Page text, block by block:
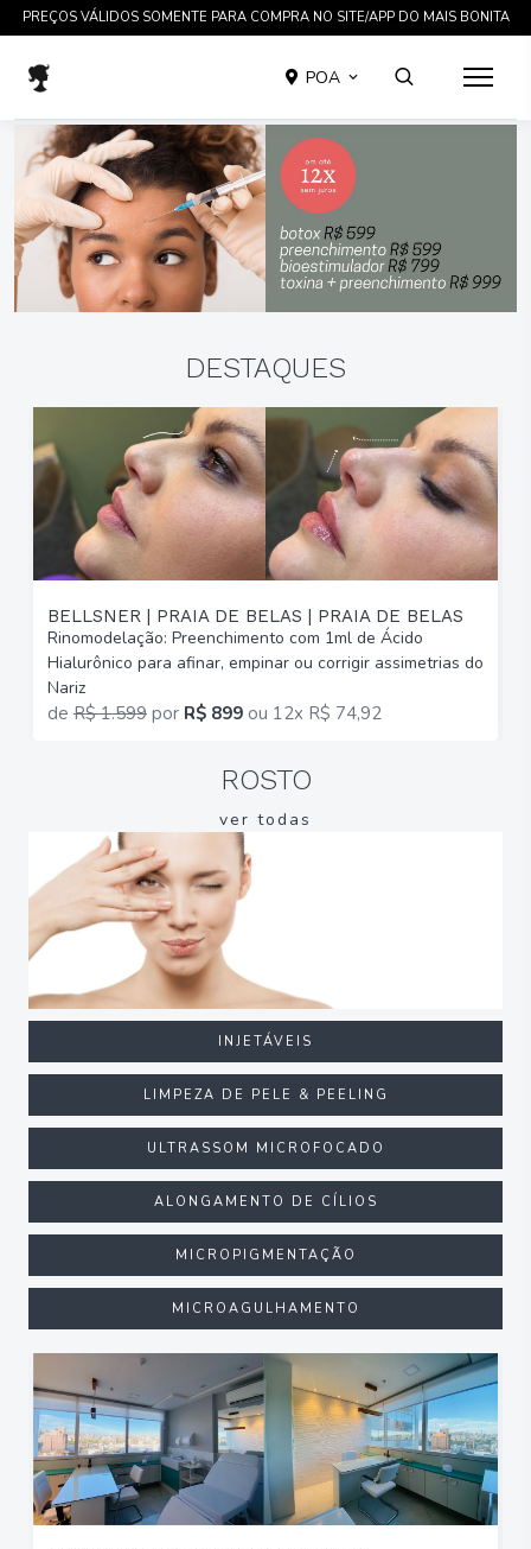
TRATAMENTOS COMPROVADOS CIENTIFICAMENTE EM ATÉ 12 X SEM JUROS
POA
DESTAQUES
BELLSNER | PRAIA DE BELAS | PRAIA DE BELAS
Rinomodelação: Preenchimento com 1ml de Ácido
Hialurônico para afinar, empinar ou corrigir assimetrias do
Nariz
de R$ 1.599 por R$ 899 ou 12x R$ 74,92
ROSTO
ver todas
INJETÁVEIS
LIMPEZA DE PELE & PEELING
ULTRASSOM MICROFOCADO
ALONGAMENTO DE CÍLIOS
MICROPIGMENTAÇÃO
MICROAGULHAMENTO